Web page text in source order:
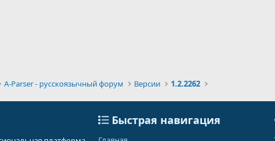
A-Parser - русскоязычный форум Версии 1.2.2262
Быстрая навигация